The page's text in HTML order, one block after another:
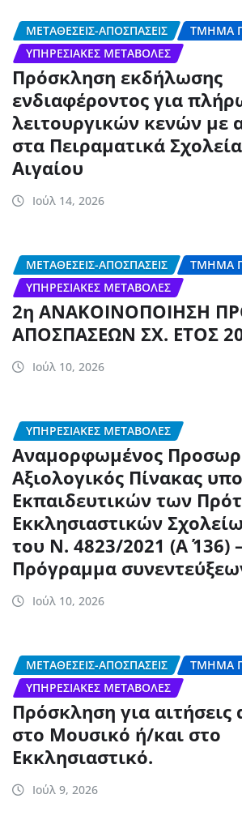
ΜΕΤΑΘΈΣΕΙΣ-ΑΠΟΣΠΆΣΕΙΣ
ΤΜΉΜΑ
ΥΠΗΡΕΣΙΑΚΈΣ ΜΕΤΑΒΟΛΈΣ
Πρόσκληση εκδήλωσης
ενδιαφέροντος για
λειτουργικών κενών με
στα Πειραματικά
Αιγαίου
Ιούλ 14, 2026
ΜΕΤΑΘΈΣΕΙΣ-ΑΠΟΣΠΆΣΕΙΣ
ΤΜΉΜΑ
ΥΠΗΡΕΣΙΑΚΈΣ ΜΕΤΑΒΟΛΈΣ
2η ΑΝΑΚΟΙΝΟΠΟΙΗΣΗ
ΑΠΟΣΠΑΣΕΩΝ ΣΧ. ΕΤΟΣ
Ιούλ 10, 2026
ΥΠΗΡΕΣΙΑΚΈΣ ΜΕΤΑΒΟΛΈΣ
Αναμορφωμένος
Αξιολογικός Πίνακας
Εκπαιδευτικών των
Εκκλησιαστικών
του Ν. 4823/2021 (Α΄ 136)
Πρόγραμμα
Ιούλ 10, 2026
ΜΕΤΑΘΈΣΕΙΣ-ΑΠΟΣΠΆΣΕΙΣ
ΤΜΉΜΑ
ΥΠΗΡΕΣΙΑΚΈΣ ΜΕΤΑΒΟΛΈΣ
Πρόσκληση για
στο Μουσικό ή/και στο
Εκκλησιαστικό.
Ιούλ 9, 2026